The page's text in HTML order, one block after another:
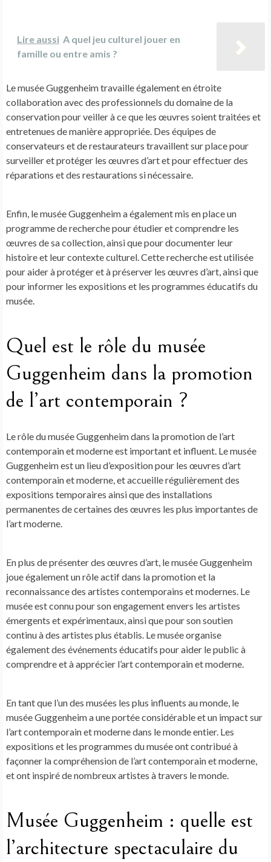
Lire aussi A quel jeu culturel jouer en
famille ou entre amis ?
Le musée Guggenheim travaille également en étroite
collaboration avec des professionnels du domaine de la
conservation pour veiller à ce que les œuvres soient traitées et
entretenues de manière appropriée. Des équipes de
conservateurs et de restaurateurs travaillent sur place pour
surveiller et protéger les œuvres d’art et pour effectuer des
réparations et des restaurations si nécessaire.
Enfin, le musée Guggenheim a également mis en place un
programme de recherche pour étudier et comprendre les
œuvres de sa collection, ainsi que pour documenter leur
histoire et leur contexte culturel. Cette recherche est utilisée
pour aider à protéger et à préserver les œuvres d’art, ainsi que
pour informer les expositions et les programmes éducatifs du
musée.
Quel est le rôle du musée
Guggenheim dans la promotion
de l’art contemporain ?
Le rôle du musée Guggenheim dans la promotion de l’art
contemporain et moderne est important et influent. Le musée
Guggenheim est un lieu d’exposition pour les œuvres d’art
contemporain et moderne, et accueille régulièrement des
expositions temporaires ainsi que des installations
permanentes de certaines des œuvres les plus importantes de
l’art moderne.
En plus de présenter des œuvres d’art, le musée Guggenheim
joue également un rôle actif dans la promotion et la
reconnaissance des artistes contemporains et modernes. Le
musée est connu pour son engagement envers les artistes
émergents et expérimentaux, ainsi que pour son soutien
continu à des artistes plus établis. Le musée organise
également des événements éducatifs pour aider le public à
comprendre et à apprécier l’art contemporain et moderne.
En tant que l’un des musées les plus influents au monde, le
musée Guggenheim a une portée considérable et un impact sur
l’art contemporain et moderne dans le monde entier. Les
expositions et les programmes du musée ont contribué à
façonner la compréhension de l’art contemporain et moderne,
et ont inspiré de nombreux artistes à travers le monde.
Musée Guggenheim : quelle est
l’architecture spectaculaire du